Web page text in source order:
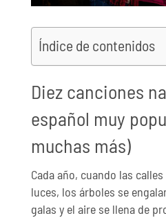
Índice de contenidos
Diez canciones
español muy
muchas más)
Cada año, cuando las
luces, los árboles se
galas y el aire se llena de